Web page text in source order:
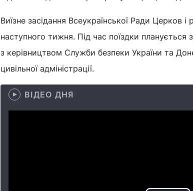
Виїзне засідання Всеукраїнської Ради Церков і
наступного тижня. Під час поїздки планується
з керівництвом Служби безпеки України та
цивільної адміністрації.
ВІДЕО ДНЯ